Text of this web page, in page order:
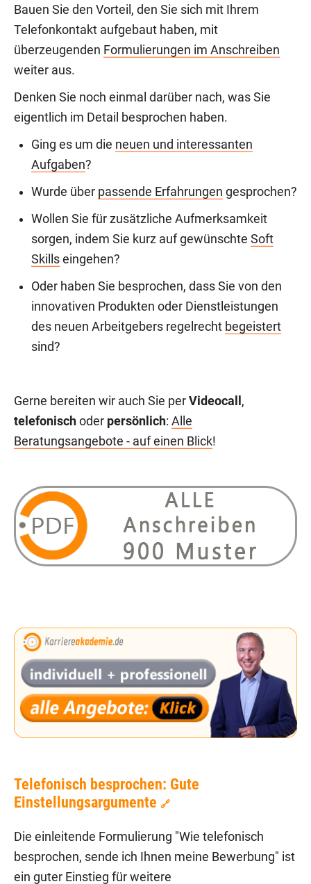
Bauen Sie den Vorteil, den Sie sich mit Ihrem
Telefonkontakt aufgebaut haben, mit
überzeugenden Formulierungen im Anschreiben
weiter aus.
Denken Sie noch einmal darüber nach, was Sie
eigentlich im Detail besprochen haben.
Ging es um die neuen und interessanten
Aufgaben?
Wurde über passende Erfahrungen gesprochen?
Wollen Sie für zusätzliche Aufmerksamkeit
sorgen, indem Sie kurz auf gewünschte Soft
Skills eingehen?
Oder haben Sie besprochen, dass Sie von den
innovativen Produkten oder Dienstleistungen
des neuen Arbeitgebers regelrecht begeistert
sind?
Gerne bereiten wir auch Sie per Videocall ,
telefonisch oder persönlich: Alle
Beratungsangebote - auf einen Blick!
Telefonisch besprochen: Gute
Einstellungsargumente 🔗
Die einleitende Formulierung "Wie telefonisch
besprochen, sende ich Ihnen meine Bewerbung" ist
ein guter Einstieg für weitere